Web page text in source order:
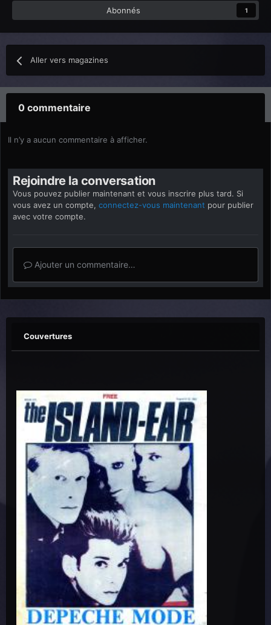
Abonnés 1
Aller vers magazines
0 commentaire
Il n’y a aucun commentaire à afficher.
Rejoindre la conversation
Vous pouvez publier maintenant et vous inscrire plus tard. Si
vous avez un compte, connectez-vous maintenant pour publier
avec votre compte.
Ajouter un commentaire…
Couvertures